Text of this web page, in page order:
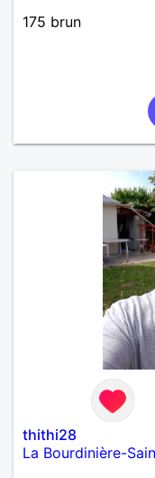
175 brun
thithi28
La Bourdinière-